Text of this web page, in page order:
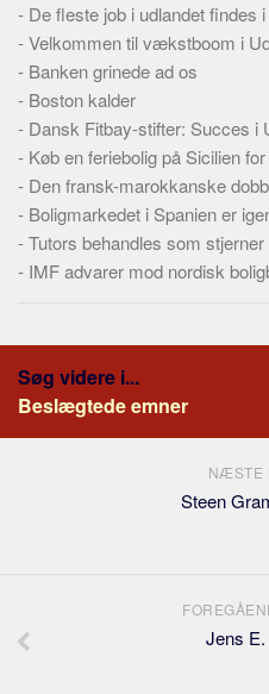
- De fleste job i udlandet findes
-Velkommen til vækstboom i
- Banken grinede ad os
- Boston kalder
- Dansk Fitbay-stifter: Succes
- Køb en feriebolig på Sicilien
- Den fransk-marokkanske
- Boligmarkedet i Spanien er
-Tutors behandles som stjerner
- IMF advarer mod nordisk
Søg videre i...
Beslægtede emner
NÆSTE
Steen
Jens